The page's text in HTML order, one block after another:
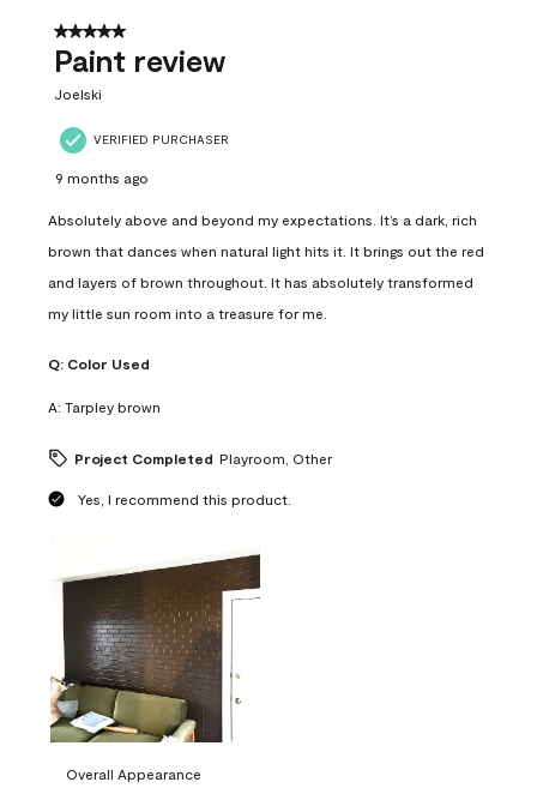
10
Reviews
5 out of 5 stars.
Paint review
Joelski
VERIFIED PURCHASER
9 months ago
Absolutely above and beyond my expectations. It’s a dark, rich
brown that dances when natural light hits it. It brings out the red
and layers of brown throughout. It has absolutely transformed
my little sun room into a treasure for me.
Q: Color Used
A: Tarpley brown
Project Completed Playroom, Other
Yes, I recommend this product.
Overall Appearance